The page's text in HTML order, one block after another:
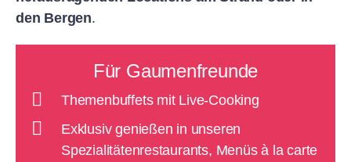
den Bergen.
Für Gaumenfreunde
Themenbuffets mit Live-Cooking
Exklusiv genießen in unseren
Spezialitätenrestaurants, Menüs à la carte